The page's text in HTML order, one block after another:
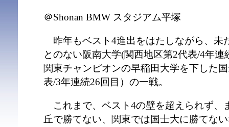
＠Shonan BMW スタジアム平塚
昨年もベスト4進出をはたしながら、未
とのない阪南大学(関西地区第2代表/4年
関東チャンピオンの早稲田大学を下した
表/3年連続26回目）の一戦。
これまで、ベスト4の壁を超えられず、
丘で勝てない、関東では国士大に勝てな